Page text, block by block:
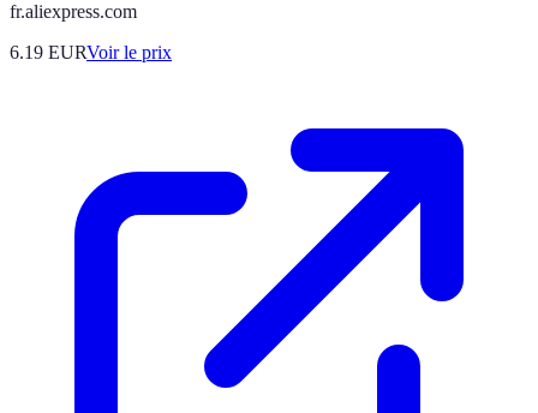
fr.aliexpress.com
6.19 EURVoir le prix